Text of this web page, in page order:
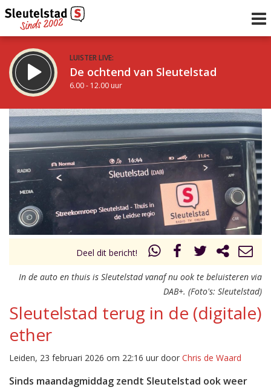
LUISTER LIVE:
De ochtend van Sleutelstad
6.00 - 12.00 uur
STRAKS:
De middag van Sleutelstad
12.00 - 19.00 uur
Vorig uur
uur 1 van 0 Volgend uur
Deel dit bericht!
In de auto en thuis is Sleutelstad vanaf nu ook te beluisteren via
DAB+. (Foto's: Sleutelstad)
Sleutelstad terug in de (digitale)
ether
Leiden, 23 februari 2026 om 22:16 uur door Chris de Waard
Sinds maandagmiddag zendt Sleutelstad ook weer